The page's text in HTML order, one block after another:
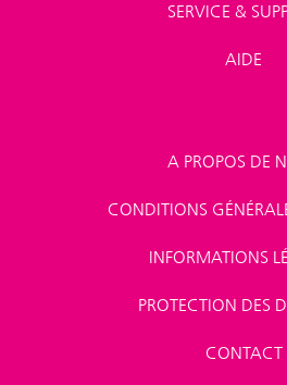
SERVICE &
AIDE
A PROPOS DE
CONDITIONS
INFORMATIONS
PROTECTION DES
CONTACT